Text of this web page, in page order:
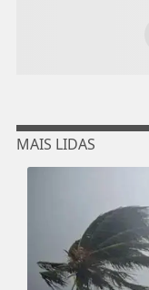
MAIS LIDAS